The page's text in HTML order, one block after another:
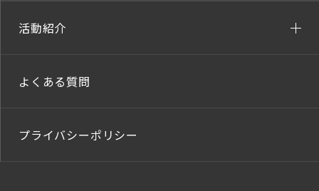
活動紹介
よくある質問
プライバシーポリシー